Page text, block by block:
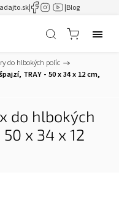
| |Blog
do hlbokých políc /
TRAY - 50 x 34 x 12 cm,
do hlbokých
x 34 x 12